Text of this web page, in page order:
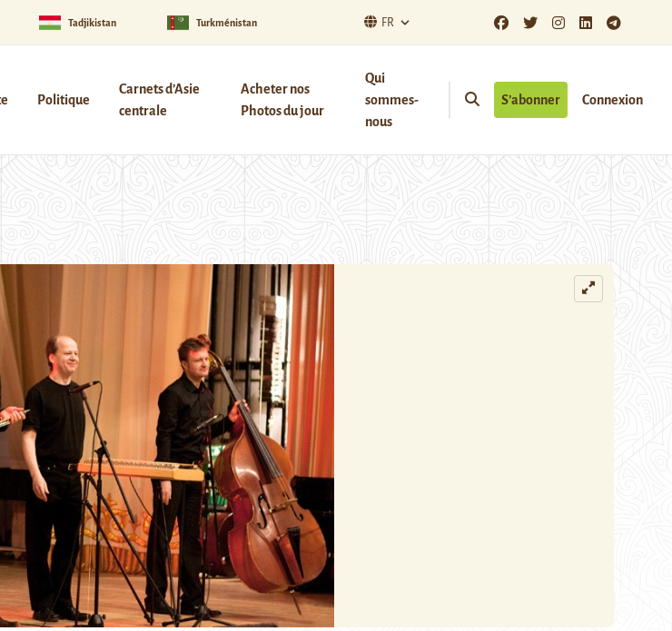
Tadjikistan Turkménistan FR
Politique
Carnets d’Asie
centrale
Acheter nos
Photos du jour
Qui
sommes-
nous
S’abonner Connexion